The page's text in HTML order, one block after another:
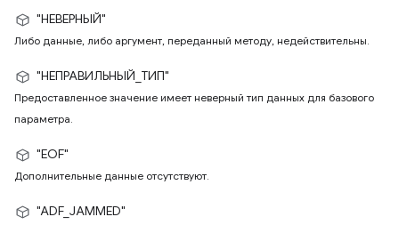
"НЕВЕРНЫЙ"
Либо данные, либо аргумент, переданный методу, недействительны.
"НЕПРАВИЛЬНЫЙ_ТИП"
Предоставленное значение имеет неверный тип данных для базового
параметра.
"EOF"
Дополнительные данные отсутствуют.
"ADF_JAMMED"